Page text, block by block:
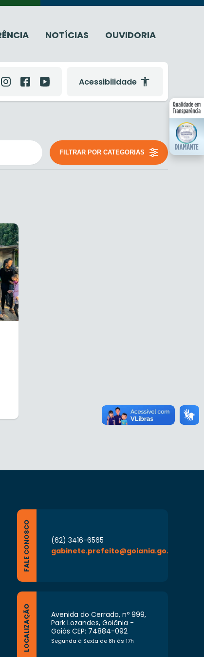
NOTÍCIAS OUVIDORIA
Acessibilidade
FILTRAR POR CATEGORIAS
FALE CONOSCO
(62) 3416-6565
gabinete.prefeito@goiania.go.gov.br
LOCALIZAÇÃO
Avenida do Cerrado, nº 999,
Park Lozandes, Goiânia -
Goiás CEP: 74884-092
Segunda à Sexta de 8h às 17h